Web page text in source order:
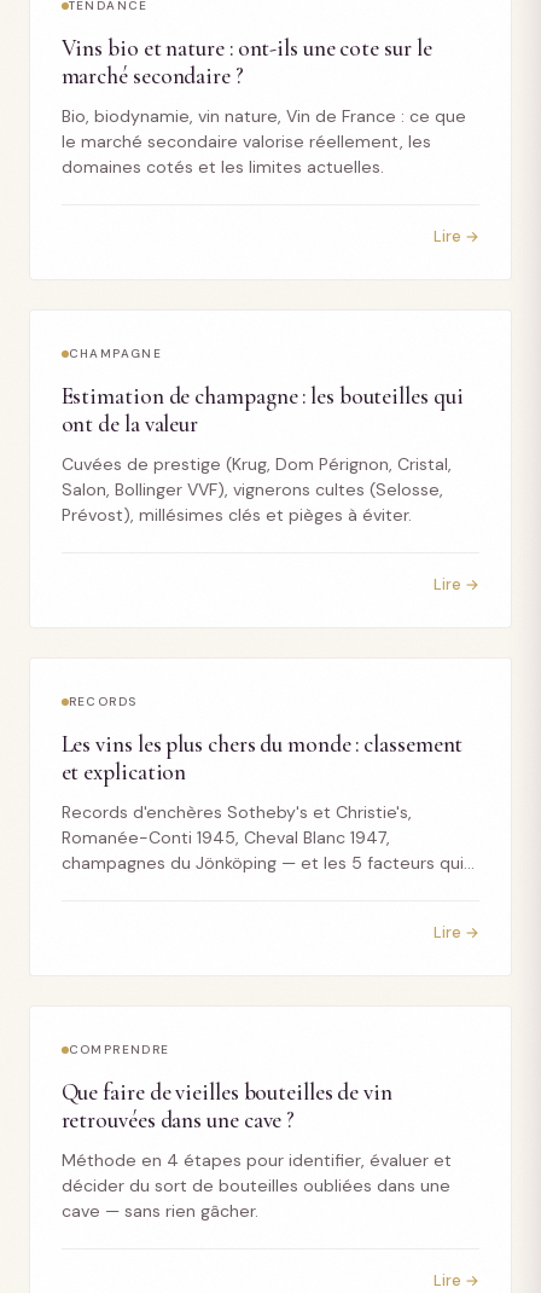
TENDANCE
Vins bio et nature : ont-ils une cote sur le
marché secondaire ?
Bio, biodynamie, vin nature, Vin de France : ce que
le marché secondaire valorise réellement, les
domaines cotés et les limites actuelles.
Lire →
CHAMPAGNE
Estimation de champagne : les bouteilles qui
ont de la valeur
Cuvées de prestige (Krug, Dom Pérignon, Cristal,
Salon, Bollinger VVF), vignerons cultes (Selosse,
Prévost), millésimes clés et pièges à éviter.
Lire →
RECORDS
Les vins les plus chers du monde : classement
et explication
Records d'enchères Sotheby's et Christie's,
Romanée-Conti 1945, Cheval Blanc 1947,
champagnes du Jönköping — et les 5 facteurs qui
Lire →
COMPRENDRE
Que faire de vieilles bouteilles de vin
retrouvées dans une cave ?
Méthode en 4 étapes pour identifier, évaluer et
décider du sort de bouteilles oubliées dans une
cave — sans rien gâcher.
Lire →